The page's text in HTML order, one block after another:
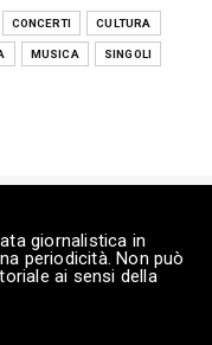
il romanzo
31 l...
lo spettacolo
d...
CONCERTI CULTURA
MUSICA SINGOLI
giornalistica in
periodicità. Non può
ai sensi della